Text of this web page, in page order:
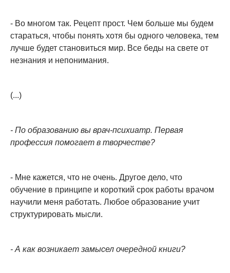
- Во многом так. Рецепт прост. Чем больше мы будем
стараться, чтобы понять хотя бы одного человека, тем
лучше будет становиться мир. Все беды на свете от
незнания и непонимания.
(...)
- По образованию вы врач-психиатр. Первая
профессия помогает в творчестве?
- Мне кажется, что не очень. Другое дело, что
обучение в принципе и короткий срок работы врачом
научили меня работать. Любое образование учит
структурировать мысли.
- А как возникает замысел очередной книги?